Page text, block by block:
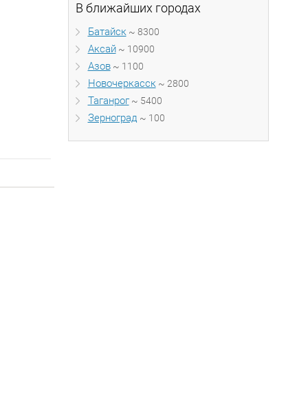
В ближайших городах
Батайск ~ 8300
Аксай~ 10900
Азов~ 1100
Новочеркасск ~ 2800
Таганрог~ 5400
Зерноград ~ 100